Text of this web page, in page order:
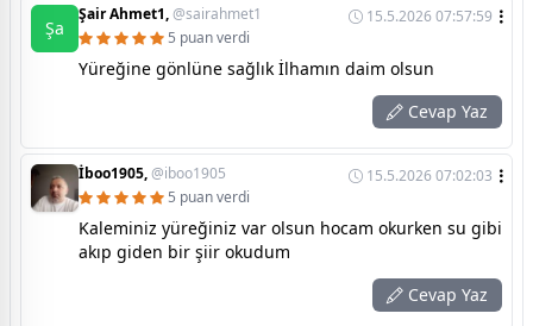
Şa
Şair Ahmet1,@sairahmet1
15.5.2026 07:57:59
5 puan verdi
Yüreğine gönlüne sağlık İlhamın daim olsun
Cevap Yaz
İboo1905,@iboo1905
15.5.2026 07:02:03
5 puan verdi
Kaleminiz yüreğiniz var olsun hocam okurken su gibi
akıp giden bir şiir okudum
Cevap Yaz